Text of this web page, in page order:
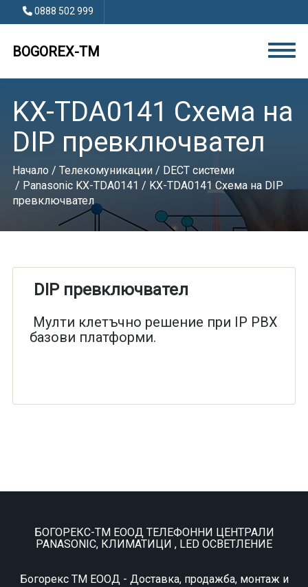
0888 502 999
BOGOREX-TM
KX-TDA0141 Схема на
DIP превключвател
Начало / Телекомуникации/ DECT системи
/ Panasonic KX-TDA0141 / KX-TDA0141 Схема на DIP
превключвател
DIP превключвател
Мулти клетъчно решение при IP PBX
базови платформи.
БОГОРЕКС-ТМ ЕООД ТЕЛЕФОННИ ЦЕНТРАЛИ
PANASONIC, КЛИМАТИЦИ , LED ОСВЕТЛЕНИЕ
Богорекс ТМ ЕООД - Доставка, продажба, монтаж и